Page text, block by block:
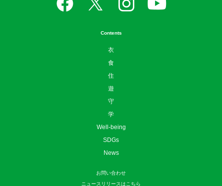
Contents
衣
食
住
遊
守
学
Well-being
SDGs
News
お問い合わせ
ニュースリリースはこちら